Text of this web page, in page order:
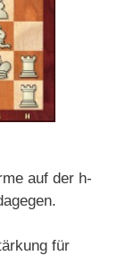
auf der h-
für